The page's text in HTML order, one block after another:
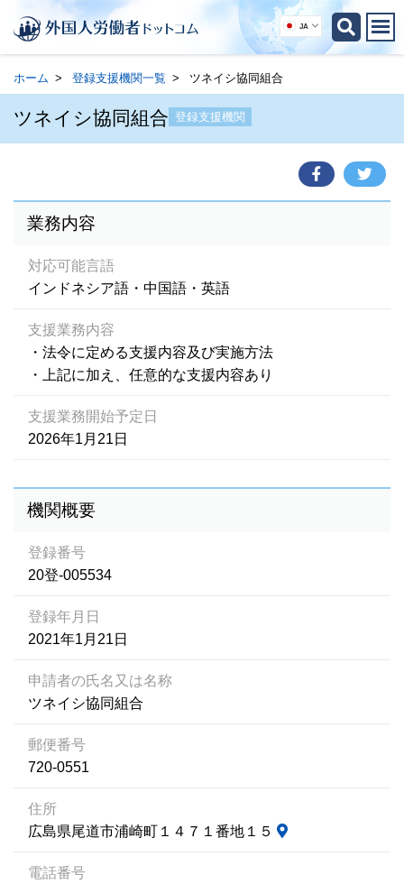
JA
ホーム 登録支援機関一覧 ツネイシ協同組合
ツネイシ協同組合 登録支援機関
業務内容
対応可能言語
インドネシア語・中国語・英語
支援業務内容
・法令に定める支援内容及び実施方法
・上記に加え、任意的な支援内容あり
支援業務開始予定日
2026年1月21日
機関概要
登録番号
20登-005534
登録年月日
2021年1月21日
申請者の氏名又は名称
ツネイシ協同組合
郵便番号
720-0551
住所
広島県尾道市浦崎町１４７１番地１５
電話番号